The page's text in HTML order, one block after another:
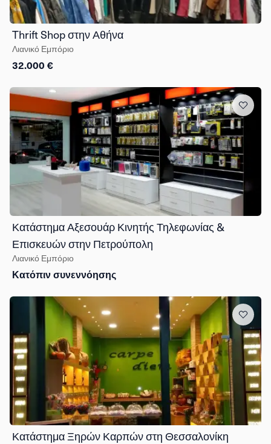
Thrift Shop στην Αθήνα
Λιανικό Εμπόριο
32.000 €
Κατάστημα Αξεσουάρ Κινητής Τηλεφωνίας &
Επισκευών στην Πετρούπολη
Λιανικό Εμπόριο
Κατόπιν συνεννόησης
Κατάστημα Ξηρών Καρπών στη Θεσσαλονίκη